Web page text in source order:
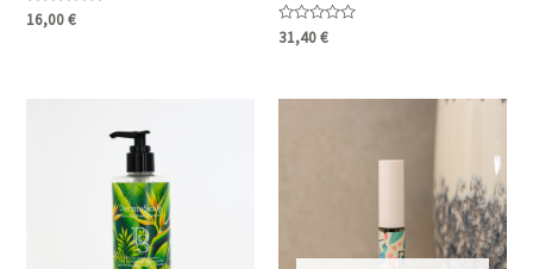
Hinnanguga
16,00€
Hinnanguga
31,40€